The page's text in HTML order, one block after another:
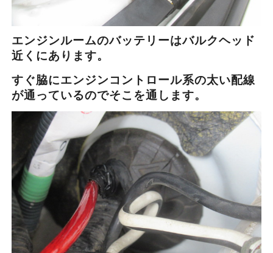
エンジンルームのバッテリーはバルクヘッド
近くにあります。
すぐ脇にエンジンコントロール系の太い配線
が通っているのでそこを通します。